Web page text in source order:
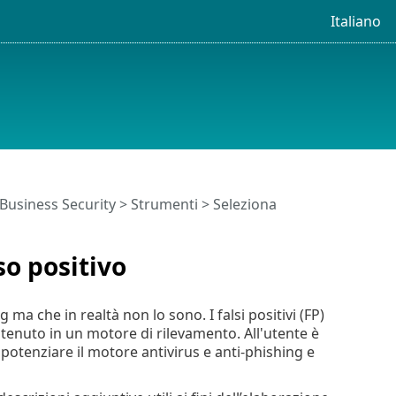
Italiano
positivo
Security>Strumenti >Seleziona
che in realtà non lo sono. I falsi positivi (FP)
in un motore di rilevamento. All'utente è
il motore antivirus e anti-phishing e